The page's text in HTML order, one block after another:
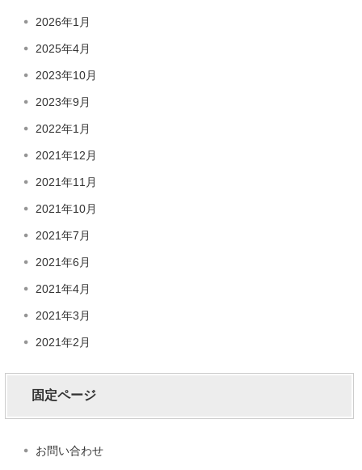
2026年1月
2025年4月
2023年10月
2023年9月
2022年1月
2021年12月
2021年11月
2021年10月
2021年7月
2021年6月
2021年4月
2021年3月
2021年2月
固定ページ
お問い合わせ